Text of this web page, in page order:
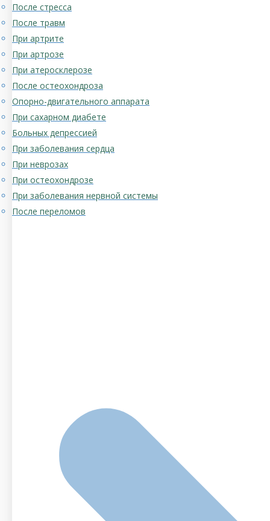
После стресса
После травм
При артрите
При артрозе
При атеросклерозе
После остеохондроза
Опорно-двигательного аппарата
При сахарном диабете
Больных депрессией
При заболевания сердца
При неврозах
При остеохондрозе
При заболевания нервной системы
После переломов